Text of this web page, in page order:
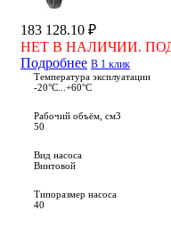
183 128.10 ₽
НЕТ В НАЛИЧИИ.
Подробнее В 1 клик
Температура эксплуатации
-20°С...+60°С
Рабочий объём, см3
50
Вид насоса
Винтовой
Типоразмер насоса
40